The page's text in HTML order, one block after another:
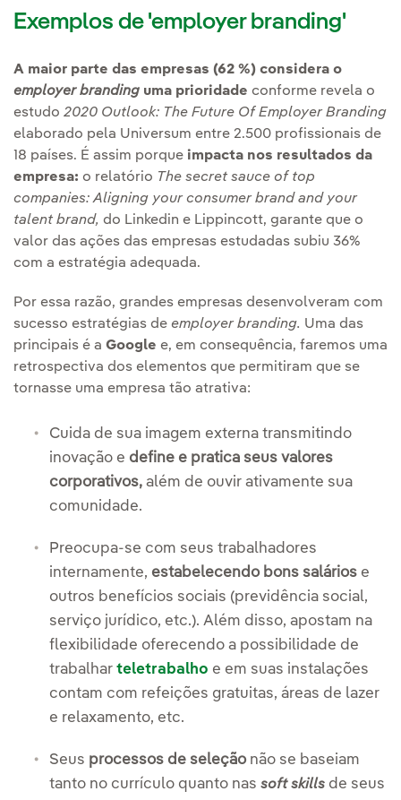
Exemplos de 'employer branding'
A maior parte das empresas (62 %) considera o
employer branding uma prioridade conforme revela o
estudo 2020 Outlook: The Future Of Employer Branding
elaborado pela Universum entre 2.500 profissionais de
18 países. É assim porque impacta nos resultados da
empresa: o relatório The secret sauce of top
companies: Aligning your consumer brand and your
talent brand, do Linkedin e Lippincott, garante que o
valor das ações das empresas estudadas subiu 36%
com a estratégia adequada.
Por essa razão, grandes empresas desenvolveram com
sucesso estratégias de employer branding. Uma das
principais é a Google e, em consequência, faremos uma
retrospectiva dos elementos que permitiram que se
tornasse uma empresa tão atrativa:
Cuida de sua imagem externa transmitindo
inovação e define e pratica seus valores
corporativos, além de ouvir ativamente sua
comunidade.
Preocupa-se com seus trabalhadores
internamente, estabelecendo bons salários e
outros benefícios sociais (previdência social,
serviço jurídico, etc.). Além disso, apostam na
flexibilidade oferecendo a possibilidade de
trabalhar teletrabalho e em suas instalações
contam com refeições gratuitas, áreas de lazer
e relaxamento, etc.
Seus processos de seleção não se baseiam
tanto no currículo quanto nas soft skills de seus